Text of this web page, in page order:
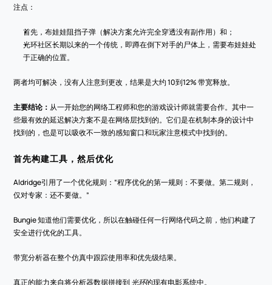
注点：
首先，布娃娃阻挡子弹（解决方案允许完全穿透没有副作用）和；
光环社区长期以来的一个传统，即蹲在倒下对手的尸体上，需要布娃娃处
于正确的位置。
两者均可解决，没有人注意到更改，结果是大约 10到12% 带宽释放。
主要结论： 从一开始您的网络工程师和您的游戏设计师就需要合作。其中一
些最有效的延迟解决方案不是在网络层找到的。它们是在机制本身的设计中
找到的，也是可以吸收不一致的感知窗口和玩家注意模式中找到的。
首先构建工具，然后优化
Aldridge引用了一个优化规则：“程序优化的第一规则：不要做。第二规则，
仅对专家：还不要做。”
Bungie 知道他们需要优化，所以在触碰任何一行网络代码之前，他们构建了
安全进行优化的工具。
带宽分析器在整个仿真中跟踪使用率和优先级结果。
真正的能力来自将分析器数据拼接到 光环的现有电影系统中。